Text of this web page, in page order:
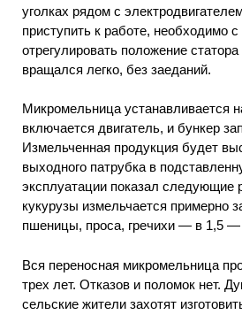
уголках рядом с
приступить к работе, необходимо
отрегулировать положение
вращался легко, без заеданий.
Микромельница устанавливается
включается двигатель, и бункер
Измельченная продукция будет
выходного патрубка в
эксплуатации показал следующие
кукурузы измельчается примерно
пшеницы, проса, гречихи — в 1,5 —
Вся переносная микромельница
трех лет. Отказов и поломок нет.
сельские жители захотят